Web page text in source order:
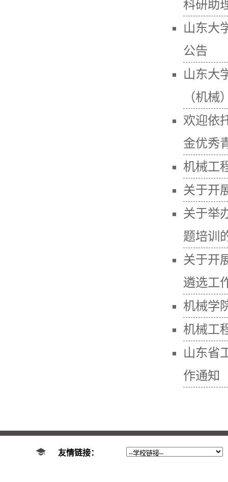
科研助
山东大
公告
山东大
（机械
欢迎依
金优秀
机械工
关于开
关于举
题培训
关于开
遴选工
机械学
机械工
山东省
作通知
友情链接：